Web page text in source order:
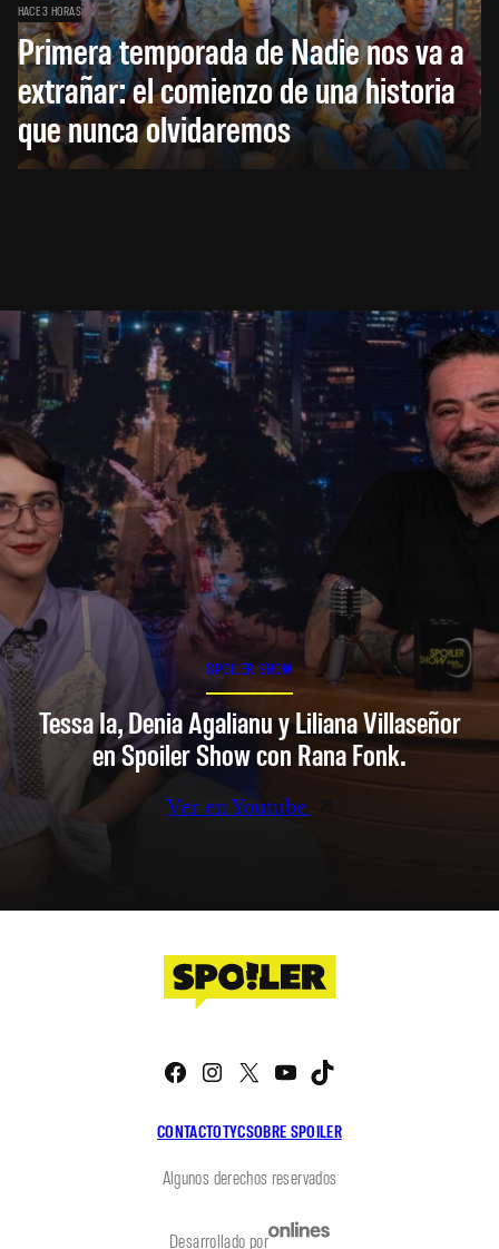
HACE 3 HORAS
Primera temporada de Nadie nos va a
extrañar: el comienzo de una historia
que nunca olvidaremos
SPOILER SHOW
Tessa Ia, Denia Agalianu y Liliana Villaseñor
en Spoiler Show con Rana Fonk.
Ver en Youtube
CONTACTOTYCSOBRE SPOILER
Facebook
Instagram
X YouTube
Algunos derechos reservados
Desarrollado por